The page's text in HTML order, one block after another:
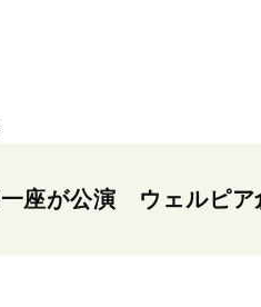
座が公演 ウェルピア